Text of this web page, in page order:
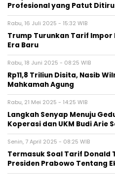
Profesional yang Patut
Rabu, 16 Juli 2025 - 15:32 WIB
Trump Turunkan Tarif Impor
Era Baru
Rabu, 18 Juni 2025 - 08:25 WIB
Rp11,8 Triliun Disita, Nasib
Mahkamah Agung
Rabu, 21 Mei 2025 - 14:25 WIB
Langkah Senyap Menuju
Koperasi dan UKM Budi Arie
Senin, 7 April 2025 - 08:25 WIB
Termasuk Soal Tarif Donald
Presiden Prabowo Tentang